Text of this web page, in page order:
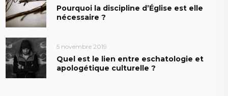
Pourquoi la discipline d’Église est elle
nécessaire ?
5 novembre 2019
Quel est le lien entre eschatologie et
apologétique culturelle ?